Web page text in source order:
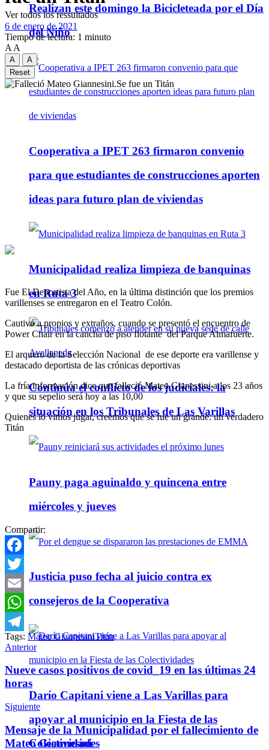
Realizan este domingo la Bicicleteada por el Día
del Niño
Cooperativa a IPET 263 firmaron convenio
para que estudiantes de construcciones aporten
ideas para futuro plan de viviendas
Municipalidad realiza limpieza de banquinas
en Ruta 3
Continúa el conflicto de los judiciales: la
situación en los Tribunales de Las Varillas
Pauny paga aguinaldo y quincena entre
miércoles y jueves
Justicia puso fecha al juicio contra ex
consejeros de la Cooperativa
Darío Capitani viene a Las Varillas para
apoyar al municipio en la Fiesta de las
Colectividades
Ver todos los ressultados
6 de enero de 2021
Tiempo de lectura: 1 minuto
A A
A
A
Reset
Fue El Deportista del Año, en la última distinción que los premios
varillenses se entregaron en el Teatro Colón.
Cautivó a propios y extraños, cuando se presentó el encuentro de
Power Chair en la cancha de piso flotante del Parque Almafuerte.
El arquero de la Selección Nacional de ese deporte era varillense y
destacado deportista de las crónicas deportivas
La fría información dice que falleció Mateo Gianessini a los 23 años
y que su sepelio será hoy a las 10,00
Quienes lo vimos jugar, creemos que se fue un grande: un verdadero
Titán
Compartir:
Facebook
Twitter
Email
WhatsApp
Telegram
Tags: Mateo GiannesiniTitán
Anterior
Nueve casos positivos de covid_19 en las últimas 24
horas
Siguiente
Mensaje de la Municipalidad por el fallecimiento de
Mateo Giannesini